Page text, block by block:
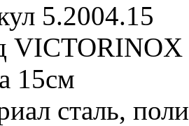
5.2004.15
VICTORINOX
15см
сталь,